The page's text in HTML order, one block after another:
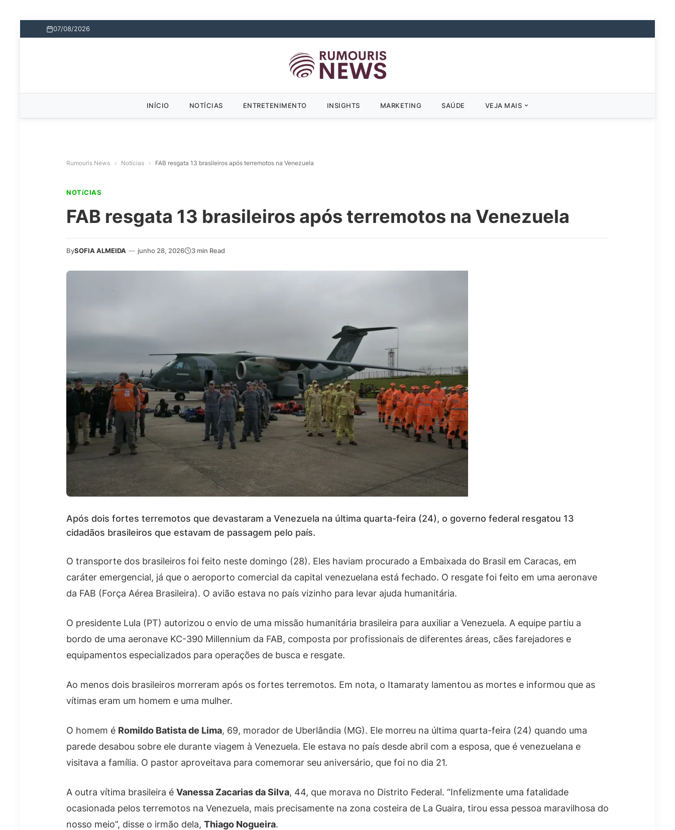
07/08/2026
INÍCIO NOTÍCIAS ENTRETENIMENTO INSIGHTS MARKETING SAÚDE VEJA MAIS
Rumouris News » Notícias » FAB resgata 13 brasileiros após terremotos na Venezuela
NOTíCIAS
FAB resgata 13 brasileiros após terremotos na Venezuela
BySOFIA ALMEIDA — junho 28, 2026 3 min Read
Após dois fortes terremotos que devastaram a Venezuela na última quarta-feira (24), o governo federal resgatou 13
cidadãos brasileiros que estavam de passagem pelo país.
O transporte dos brasileiros foi feito neste domingo (28). Eles haviam procurado a Embaixada do Brasil em Caracas, em
caráter emergencial, já que o aeroporto comercial da capital venezuelana está fechado. O resgate foi feito em uma aeronave
da FAB (Força Aérea Brasileira). O avião estava no país vizinho para levar ajuda humanitária.
O presidente Lula (PT) autorizou o envio de uma missão humanitária brasileira para auxiliar a Venezuela. A equipe partiu a
bordo de uma aeronave KC-390 Millennium da FAB, composta por profissionais de diferentes áreas, cães farejadores e
equipamentos especializados para operações de busca e resgate.
Ao menos dois brasileiros morreram após os fortes terremotos. Em nota, o Itamaraty lamentou as mortes e informou que as
vítimas eram um homem e uma mulher.
O homem é Romildo Batista de Lima, 69, morador de Uberlândia (MG). Ele morreu na última quarta-feira (24) quando uma
parede desabou sobre ele durante viagem à Venezuela. Ele estava no país desde abril com a esposa, que é venezuelana e
visitava a família. O pastor aproveitava para comemorar seu aniversário, que foi no dia 21.
A outra vítima brasileira é Vanessa Zacarias da Silva, 44, que morava no Distrito Federal. “Infelizmente uma fatalidade
ocasionada pelos terremotos na Venezuela, mais precisamente na zona costeira de La Guaira, tirou essa pessoa maravilhosa do
nosso meio”, disse o irmão dela, Thiago Nogueira.